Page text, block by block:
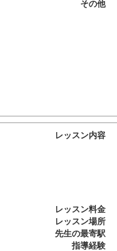
その他
レッスン内容
レッスン料金
レッスン場所
先生の最寄駅
指導経験